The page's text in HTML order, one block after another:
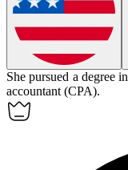
She pursued a degree in
accountant (CPA).